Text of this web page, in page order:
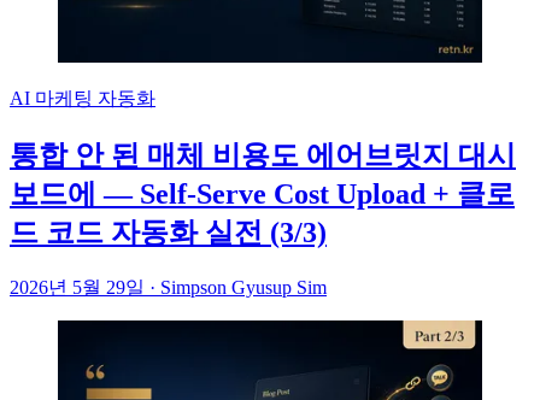
AI 마케팅 자동화
통합 안 된 매체 비용도 에어브릿지 대시
보드에 — Self-Serve Cost Upload + 클로
드 코드 자동화 실전 (3/3)
2026년 5월 29일 · Simpson Gyusup Sim